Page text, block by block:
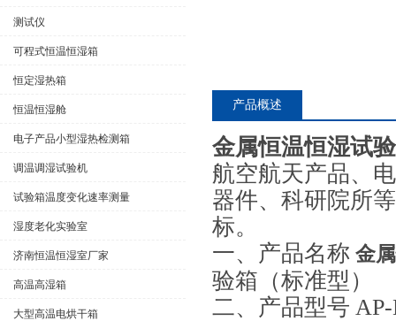
测试仪
可程式恒温恒湿箱
恒定湿热箱
恒温恒湿舱
电子产品小型湿热检测箱
调温调湿试验机
试验箱温度变化速率测量
湿度老化实验室
济南恒温恒湿室厂家
高温高湿箱
大型高温电烘干箱
产品概述
金属恒温恒湿试
航空航天产品、
器件、科研院所
标。
一、 产品名称 金
验箱（标准型）
二、 产品型号